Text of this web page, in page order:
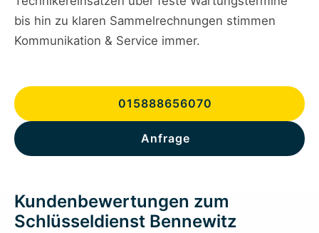
bis hin zu klaren Sammelrechnungen stimmen
Kommunikation & Service immer.
015888656070
Anfrage
Kundenbewertungen zum
Schlüsseldienst Bennewitz